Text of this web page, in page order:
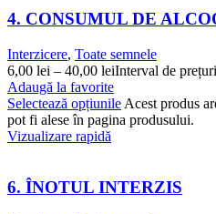
4. CONSUMUL DE
Interzicere, Toate semnele
6,00 lei – 40,00 leiInterval de
Adaugă la favorite
Selectează opțiunile Acest produs
pot fi alese în pagina produsului.
Vizualizare rapidă
6. ÎNOTUL INTERZIS